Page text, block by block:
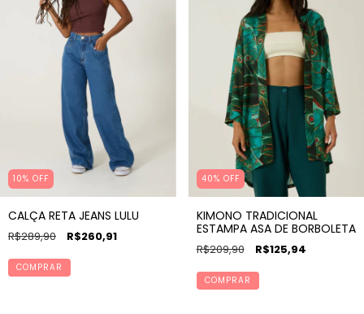
10% OFF
CALÇA RETA JEANS LULU
R$289,90 R$260,91
COMPRAR
40% OFF
KIMONO TRADICIONAL
ESTAMPA ASA DE BORBOLETA
R$209,90 R$125,94
COMPRAR